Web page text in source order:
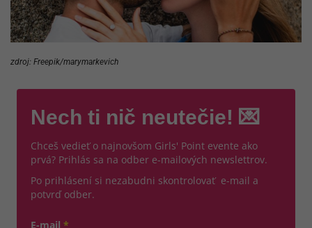
zdroj: Freepik/marymarkevich
Nech ti nič neutečie! 💌
Chceš vedieť o najnovšom Girls' Point evente ako
prvá? Prihlás sa na odber e-mailových newslettrov.
Po prihlásení si nezabudni skontrolovať e-mail a
potvrď odber.
E-mail *